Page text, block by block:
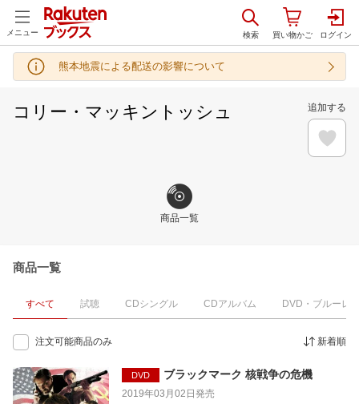
メニュー
熊本地震による配送の影響について
コリー・マッキントッシュ 追加する
商品一覧
商品一覧
すべて 試聴 CDシングル CDアルバム DVD・ブルーレ
注文可能商品のみ 新着順
DVD ブラックマーク 核戦争の危機
2019年03月02日 発売